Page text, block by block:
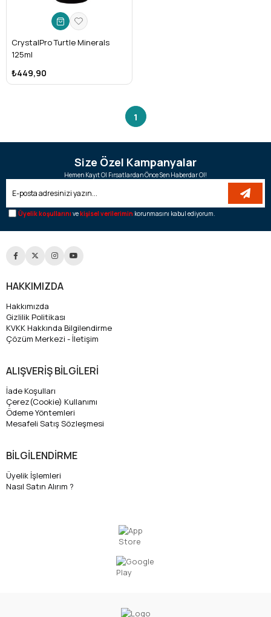
CrystalPro Turtle Minerals
125ml
₺449,90
1
Size Özel Kampanyalar
Hemen Kayıt Ol Fırsatlardan Önce Sen Haberdar Ol!
Üyelik koşullarını vekişisel verilerimin korunmasını kabul ediyorum.
HAKKIMIZDA
Hakkımızda
Gizlilik Politikası
KVKK Hakkında Bilgilendirme
Çözüm Merkezi - İletişim
ALIŞVERİŞ BİLGİLERİ
İade Koşulları
Çerez(Cookie) Kullanımı
Ödeme Yöntemleri
Mesafeli Satış Sözleşmesi
BİLGİLENDİRME
Üyelik İşlemleri
Nasıl Satın Alırım ?